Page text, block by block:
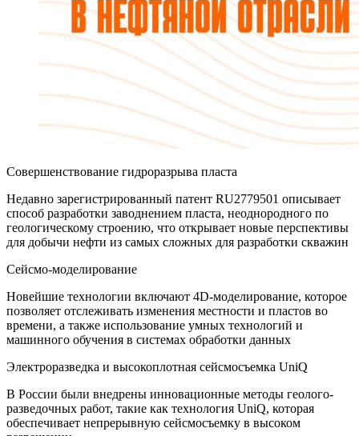
Совершенствование гидроразрыва пласта
Недавно зарегистрированный патент RU2779501 описывает
способ разработки заводнением пласта, неоднородного по
геологическому строению, что открывает новые перспективы
для добычи нефти из самых сложных для разработки скважин
Сейсмо-моделирование
Новейшие технологии включают 4D-моделирование, которое
позволяет отслеживать изменения местности и пластов во
времени, а также использование умных технологий и
машинного обучения в системах обработки данных
Электроразведка и высокоплотная сейсмосъемка UniQ
В России были внедрены инновационные методы геолого-
разведочных работ, такие как технология UniQ, которая
обеспечивает непрерывную сейсмосъемку в высоком